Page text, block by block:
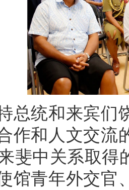
统和来宾们饶
作和人文交流
斐中关系取得
馆青年外交官